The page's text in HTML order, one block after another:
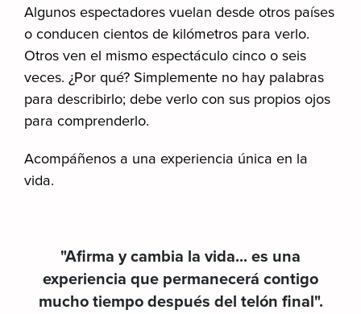
Algunos espectadores vuelan desde otros países
o conducen cientos de kilómetros para verlo.
Otros ven el mismo espectáculo cinco o seis
veces. ¿Por qué? Simplemente no hay palabras
para describirlo; debe verlo con sus propios ojos
para comprenderlo.
Acompáñenos a una experiencia única en la
vida.
"Afirma y cambia la vida... es una
experiencia que permanecerá contigo
mucho tiempo después del telón final".